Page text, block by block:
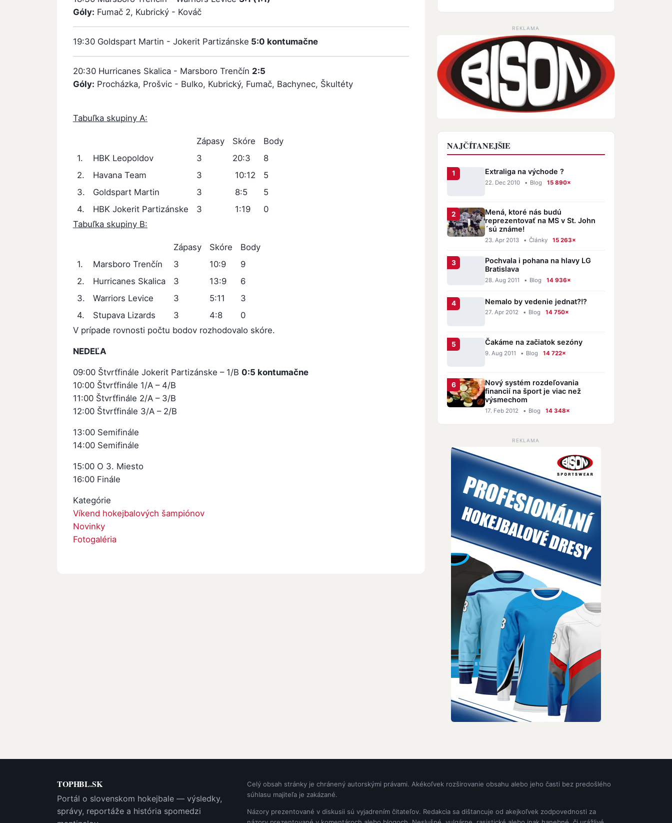
Góly: Fumač 2, Kubrický - Kováč
19:30 Goldspart Martin - Jokerit Partizánske 5:0 kontumačne
20:30 Hurricanes Skalica - Marsboro Trenčín 2:5
Góly: Procházka, Prošvic - Bulko, Kubrický, Fumač, Bachynec, Škultéty
Tabuľka skupiny A:
Zápasy Skóre
Body
1.
HBK Leopoldov 3 20:3
8
2.
Havana Team 3 10:12
5
3.
Goldspart Martin 3 8:5
5
4.
HBK Jokerit Partizánske 3 1:19
0
Tabuľka skupiny B:
Zápasy Skóre
Body
1.
Marsboro Trenčín 3 10:9
9
2.
Hurricanes Skalica 3 13:9
6
3.
Warriors Levice 3 5:11
3
4.
Stupava Lizards 3 4:8
0
V prípade rovnosti počtu bodov rozhodovalo skóre.
NEDEĽA
09:00 Štvrťfinále Jokerit Partizánske – 1/B 0:5 kontumačne
10:00 Štvrťfinále 1/A – 4/B
11:00 Štvrťfinále 2/A – 3/B
12:00 Štvrťfinále 3/A – 2/B
13:00 Semifinále
14:00 Semifinále
15:00 O 3. Miesto
16:00 Finále
Kategórie
Víkend hokejbalových šampiónov
Novinky
Fotogaléria
REKLAMA
NAJČÍTANEJŠIE
Extraliga na východe ?
22. Dec 2010 • Blog 15 890×
Mená, ktoré nás budú
reprezentovať na MS v St. John
´sú známe!
23. Apr 2013 • Články 15 263×
Pochvala i pohana na hlavy LG
Bratislava
28. Aug 2011 • Blog 14 936×
Nemalo by vedenie jednat?!?
27. Apr 2012 • Blog 14 750×
Čakáme na začiatok sezóny
9. Aug 2011 • Blog 14 722×
Nový systém rozdeľovania
financií na šport je viac než
výsmechom
17. Feb 2012 • Blog 14 348×
REKLAMA
TOPHBL.SK
Portál o slovenskom hokejbale — výsledky,
správy, reportáže a história spomedzi
Celý obsah stránky je chránený autorskými právami. Akékoľvek rozširovanie obsahu alebo jeho časti bez predošlého
súhlasu majiteľa je zakázané.
Názory prezentované v diskusii sú vyjadrením čitateľov. Redakcia sa dištancuje od akejkoľvek zodpovednosti za